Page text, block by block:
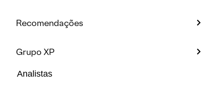
Recomendações
Grupo XP
Analistas